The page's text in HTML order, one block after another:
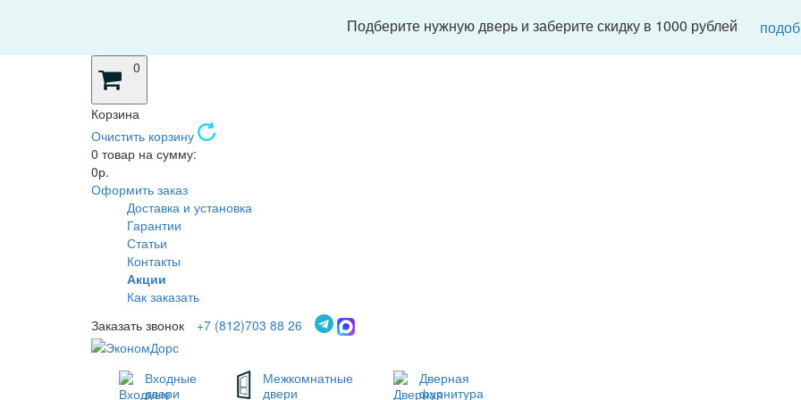
Подберите нужную дверь и заберите скидку в 1000 рублей
0
Корзина
Очистить корзину
0 товар на сумму:
0р.
Оформить заказ
Доставка и установка
Гарантии
Статьи
Контакты
Акции
Как заказать
Заказать звонок
+7 (812)703 88 26
Входные
двери
Межкомнатные
двери
Дверная
фурнитура